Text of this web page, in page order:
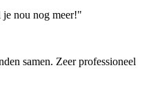
je nou nog meer!"
samen. Zeer professioneel